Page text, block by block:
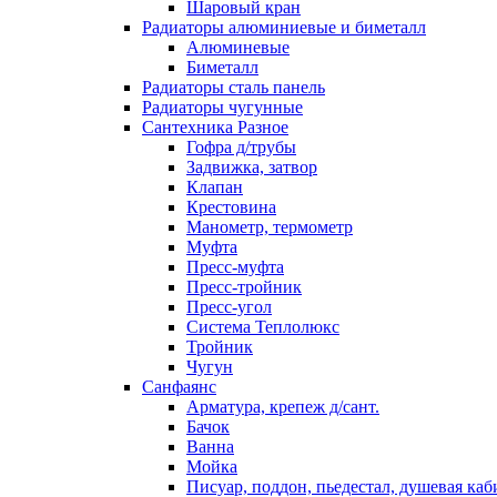
Шаровый кран
Радиаторы алюминиевые и биметалл
Алюминевые
Биметалл
Радиаторы сталь панель
Радиаторы чугунные
Сантехника Разное
Гофра д/трубы
Задвижка, затвор
Клапан
Крестовина
Манометр, термометр
Муфта
Пресс-муфта
Пресс-тройник
Пресс-угол
Система Теплолюкс
Тройник
Чугун
Санфаянс
Арматура, крепеж д/сант.
Бачок
Ванна
Мойка
Писуар, поддон, пьедестал, душевая